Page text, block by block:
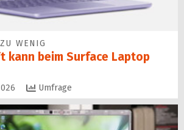
WENIG
kann beim Surface Laptop
Umfrage